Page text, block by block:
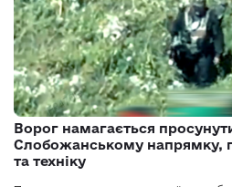
Ворог намагається
Слобожанському напрямку,
та техніку